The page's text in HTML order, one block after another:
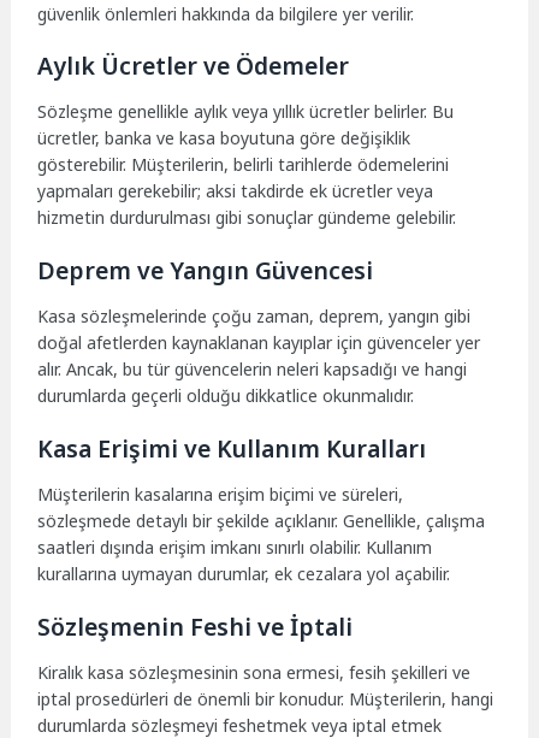
güvenlik önlemleri hakkında da bilgilere yer verilir.
Aylık Ücretler ve Ödemeler
Sözleşme genellikle aylık veya yıllık ücretler belirler. Bu
ücretler, banka ve kasa boyutuna göre değişiklik
gösterebilir. Müşterilerin, belirli tarihlerde ödemelerini
yapmaları gerekebilir; aksi takdirde ek ücretler veya
hizmetin durdurulması gibi sonuçlar gündeme gelebilir.
Deprem ve Yangın Güvencesi
Kasa sözleşmelerinde çoğu zaman, deprem, yangın gibi
doğal afetlerden kaynaklanan kayıplar için güvenceler yer
alır. Ancak, bu tür güvencelerin neleri kapsadığı ve hangi
durumlarda geçerli olduğu dikkatlice okunmalıdır.
Kasa Erişimi ve Kullanım Kuralları
Müşterilerin kasalarına erişim biçimi ve süreleri,
sözleşmede detaylı bir şekilde açıklanır. Genellikle, çalışma
saatleri dışında erişim imkanı sınırlı olabilir. Kullanım
kurallarına uymayan durumlar, ek cezalara yol açabilir.
Sözleşmenin Feshi ve İptali
Kiralık kasa sözleşmesinin sona ermesi, fesih şekilleri ve
iptal prosedürleri de önemli bir konudur. Müşterilerin, hangi
durumlarda sözleşmeyi feshetmek veya iptal etmek